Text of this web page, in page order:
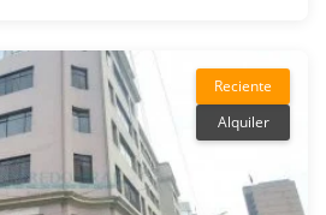
Reciente
Alquiler